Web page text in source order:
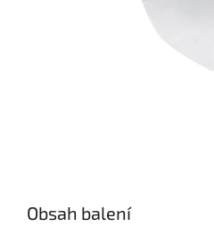
Obsah balení